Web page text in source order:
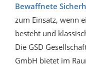
Bewaffnete
zum Einsatz, wenn
besteht und
Die GSD
GmbH bietet im